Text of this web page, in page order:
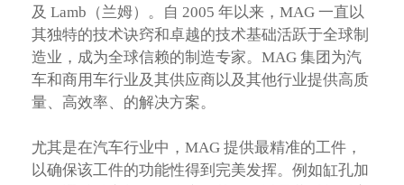
及 Lamb（兰姆）。自 2005 年以来，MAG 一直以
其独特的技术诀窍和卓越的技术基础活跃于全球制
造业，成为全球信赖的制造专家。MAG 集团为汽
车和商用车行业及其供应商以及其他行业提供高质
量、高效率、的解决方案。
尤其是在汽车行业中，MAG 提供最精准的工件，
以确保该工件的功能性得到完美发挥。例如缸孔加